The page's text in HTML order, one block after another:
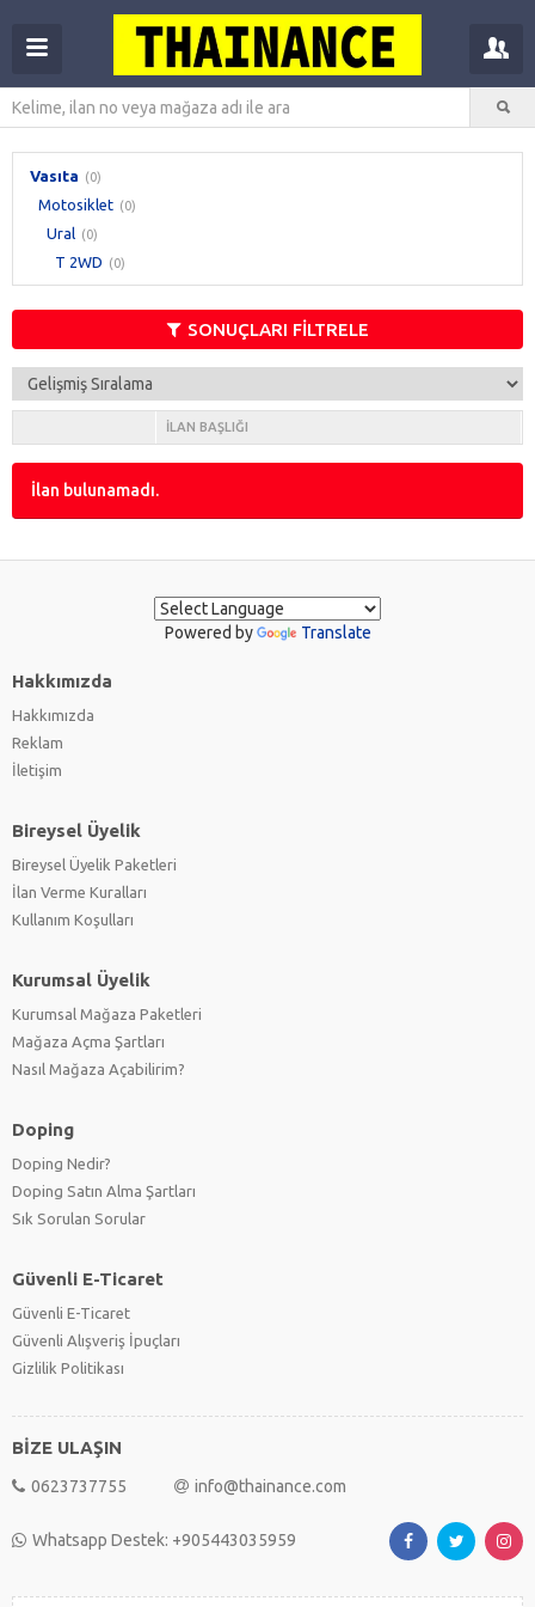
Vasıta (0)
Motosiklet (0)
Ural (0)
T 2WD (0)
SONUÇLARI FİLTRELE
İLAN BAŞLIĞI
İlan bulunamadı.
Powered by Translate
Hakkımızda
Hakkımızda
Reklam
İletişim
Bireysel Üyelik
Bireysel Üyelik Paketleri
İlan Verme Kuralları
Kullanım Koşulları
Kurumsal Üyelik
Kurumsal Mağaza Paketleri
Mağaza Açma Şartları
Nasıl Mağaza Açabilirim?
Doping
Doping Nedir?
Doping Satın Alma Şartları
Sık Sorulan Sorular
Güvenli E-Ticaret
Güvenli E-Ticaret
Güvenli Alışveriş İpuçları
Gizlilik Politikası
BİZE ULAŞIN
0623737755 info@thainance.com
Whatsapp Destek: +905443035959